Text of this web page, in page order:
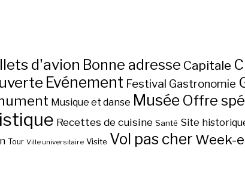
d'avion Bonne adresse Capitale
Evénement Festival Gastronomie
Musique et danse Musée Offre
Recettes de cuisine Santé Site
Tour Ville universitaire Visite Vol pas cher Week-